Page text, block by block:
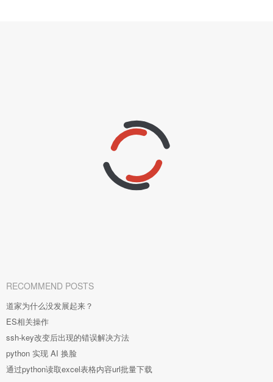
RECOMMEND POSTS
道家为什么没发展起来？
ES相关操作
ssh-key改变后出现的错误解决方法
python 实现 AI 换脸
通过python读取excel表格内容url批量下载